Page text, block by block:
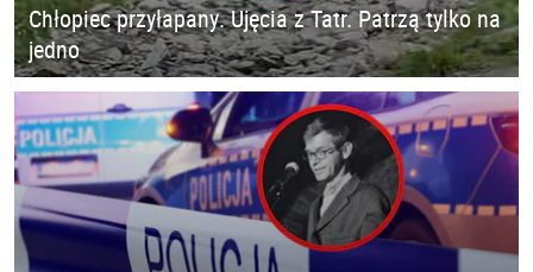
Chłopiec przyłapany. Ujęcia z Tatr. Patrzą tylko na
jedno